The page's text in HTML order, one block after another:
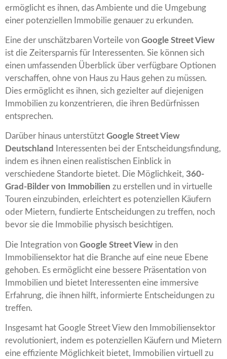
ermöglicht es ihnen, das Ambiente und die Umgebung
einer potenziellen Immobilie genauer zu erkunden.
Eine der unschätzbaren Vorteile von Google Street View
ist die Zeitersparnis für Interessenten. Sie können sich
einen umfassenden Überblick über verfügbare Optionen
verschaffen, ohne von Haus zu Haus gehen zu müssen.
Dies ermöglicht es ihnen, sich gezielter auf diejenigen
Immobilien zu konzentrieren, die ihren Bedürfnissen
entsprechen.
Darüber hinaus unterstützt Google Street View
Deutschland
Interessenten bei der Entscheidungsfindung,
indem es ihnen einen realistischen Einblick in
verschiedene Standorte bietet. Die Möglichkeit, 360-
Grad-Bilder von Immobilien zu erstellen und in virtuelle
Touren einzubinden, erleichtert es potenziellen Käufern
oder Mietern, fundierte Entscheidungen zu treffen, noch
bevor sie die Immobilie physisch besichtigen.
Die Integration von Google Street View in den
Immobiliensektor hat die Branche auf eine neue Ebene
gehoben. Es ermöglicht eine bessere Präsentation von
Immobilien und bietet Interessenten eine immersive
Erfahrung, die ihnen hilft, informierte Entscheidungen zu
treffen.
Insgesamt hat Google Street View den Immobiliensektor
revolutioniert, indem es potenziellen Käufern und Mietern
eine effiziente Möglichkeit bietet, Immobilien virtuell zu